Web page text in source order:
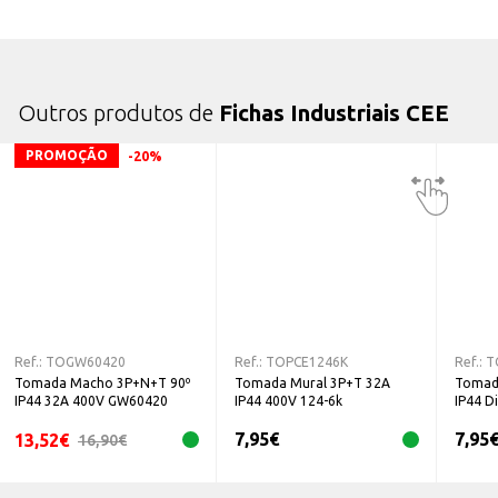
Outros produtos de Fichas Industriais CEE
PROMOÇÃO -20%
Ref.: TOGW60420
Tomada Macho 3P+N+T 90º
IP44 32A 400V GW60420
13,52€ 16,90€
Ref.: TOPCE1246K
Tomada Mural 3P+T 32A
IP44 400V 124-6k
7,95€
Ref.:
IP44
7,95€